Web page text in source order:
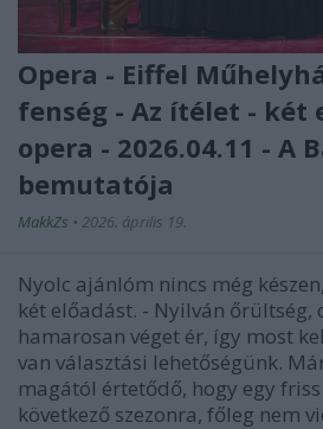
Opera - Eiffel
fenség - Az ítélet - két
opera - 2026.04.11 - A
bemutatója
MakkZs • 2026. április 19.
Nyolc ajánlóm nincs még
két előadást. - Nyilván őrültség,
hamarosan véget ér, így most
van választási lehetőségünk.
magától értetődő, hogy egy
következő szezonra, főleg nem